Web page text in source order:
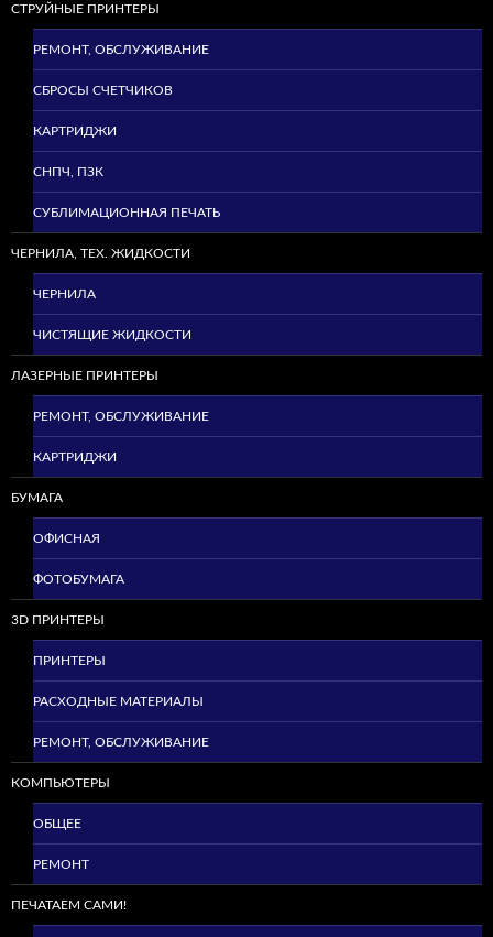
СТРУЙНЫЕ ПРИНТЕРЫ
РЕМОНТ, ОБСЛУЖИВАНИЕ
СБРОСЫ СЧЕТЧИКОВ
КАРТРИДЖИ
СНПЧ, ПЗК
СУБЛИМАЦИОННАЯ ПЕЧАТЬ
ЧЕРНИЛА, ТЕХ. ЖИДКОСТИ
ЧЕРНИЛА
ЧИСТЯЩИЕ ЖИДКОСТИ
ЛАЗЕРНЫЕ ПРИНТЕРЫ
РЕМОНТ, ОБСЛУЖИВАНИЕ
КАРТРИДЖИ
БУМАГА
ОФИСНАЯ
ФОТОБУМАГА
3D ПРИНТЕРЫ
ПРИНТЕРЫ
РАСХОДНЫЕ МАТЕРИАЛЫ
РЕМОНТ, ОБСЛУЖИВАНИЕ
КОМПЬЮТЕРЫ
ОБЩЕЕ
РЕМОНТ
ПЕЧАТАЕМ САМИ!